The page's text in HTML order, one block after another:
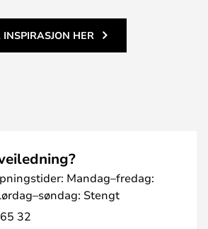
INSPIRASJON HER
Mandag–fredag:
Stengt
32